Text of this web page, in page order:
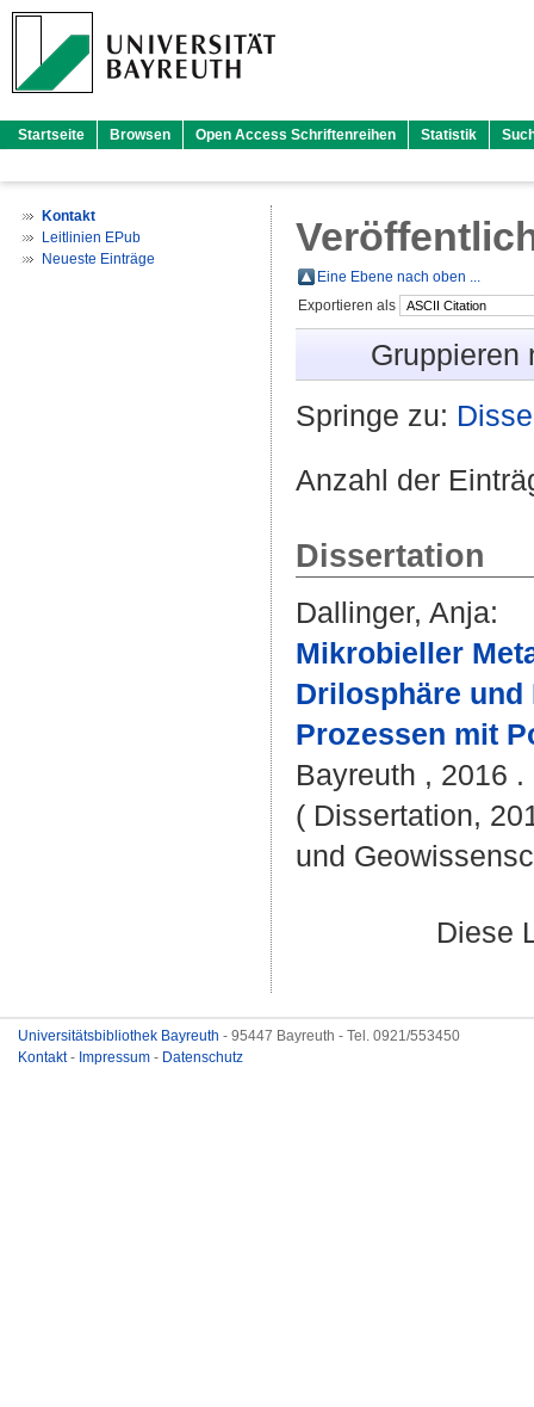
Startseite Browsen Open Access Schriftenreihen Statistik
Kontakt
Leitlinien EPub
Neueste Einträge
Eine Ebene nach oben ...
Exportieren als
Gruppieren
Springe zu:
Anzahl der
Dissertation
Dallinger, Anja:
Mikrobieller
Drilosphäre und
Prozessen mit
Bayreuth , 2016
( Dissertation,
und
Diese
Universitätsbibliothek Bayreuth - 95447 Bayreuth - Tel. 0921/553450
Kontakt- Impressum - Datenschutz